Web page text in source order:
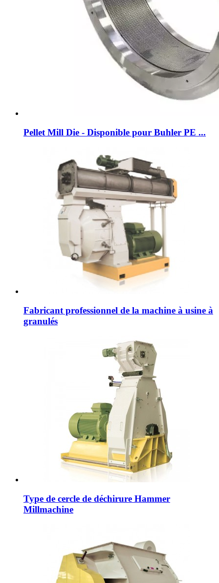
Pellet Mill Die - Disponible pour Buhler PE ...
Fabricant professionnel de la machine à usine à
granulés
Type de cercle de déchirure Hammer
Millmachine